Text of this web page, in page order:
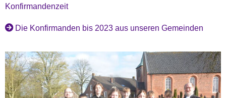
Konfirmandenzeit
Die Konfirmanden bis 2023 aus unseren Gemeinden